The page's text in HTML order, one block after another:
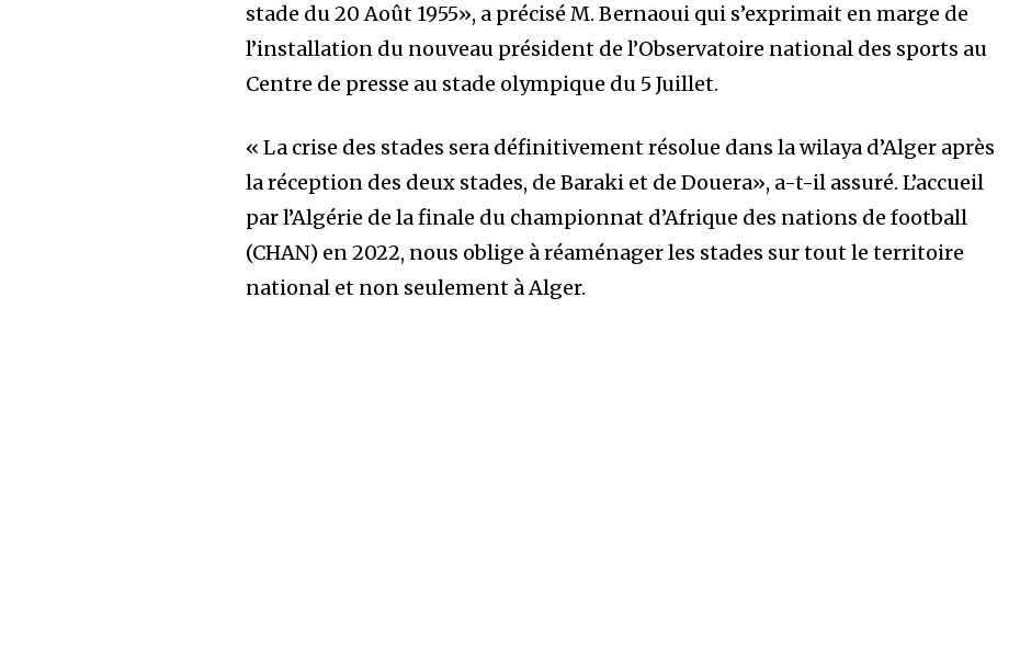
stade du 20 Août 1955», a précisé M. Bernaoui qui s’exprimait en marge de
l’installation du nouveau président de l’Observatoire national des sports au
Centre de presse au stade olympique du 5 Juillet.
« La crise des stades sera définitivement résolue dans la wilaya d’Alger après
la réception des deux stades, de Baraki et de Douera», a-t-il assuré. L’accueil
par l’Algérie de la finale du championnat d’Afrique des nations de football
(CHAN) en 2022, nous oblige à réaménager les stades sur tout le territoire
national et non seulement à Alger.